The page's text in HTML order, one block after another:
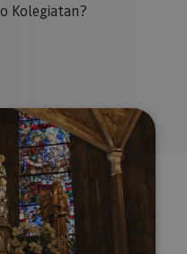
Kolegiatan?